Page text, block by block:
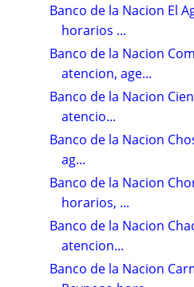
Banco de la Nacion El
horarios ...
Banco de la Nacion
atencion, age...
Banco de la Nacion
atencio...
Banco de la Nacion
ag...
Banco de la Nacion
horarios, ...
Banco de la Nacion
atencion...
Banco de la Nacion